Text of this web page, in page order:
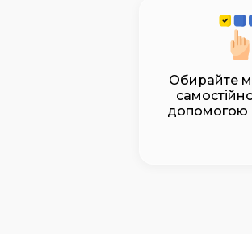
Обирайте
допомогою